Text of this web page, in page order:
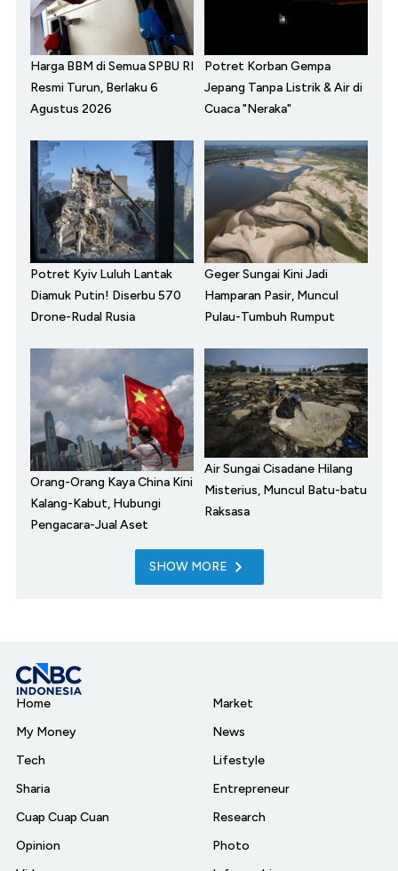
Harga BBM di Semua SPBU RI
Resmi Turun, Berlaku 6
Agustus 2026
Potret Korban Gempa
Jepang Tanpa Listrik & Air di
Cuaca "Neraka"
Potret Kyiv Luluh Lantak
Diamuk Putin! Diserbu 570
Drone-Rudal Rusia
Geger Sungai Kini Jadi
Hamparan Pasir, Muncul
Pulau-Tumbuh Rumput
Orang-Orang Kaya China Kini
Kalang-Kabut, Hubungi
Pengacara-Jual Aset
Air Sungai Cisadane Hilang
Misterius, Muncul Batu-batu
Raksasa
SHOW MORE
Home
My Money
Tech
Sharia
Cuap Cuap Cuan
Opinion
Market
News
Lifestyle
Entrepreneur
Research
Photo